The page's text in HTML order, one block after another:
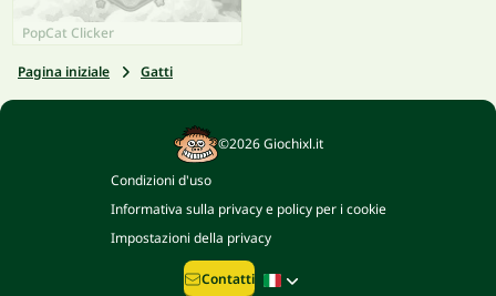
PopCat Clicker
Pagina iniziale Gatti
©2026 Giochixl.it
Condizioni d'uso
Informativa sulla privacy e policy per i cookie
Impostazioni della privacy
Contatti